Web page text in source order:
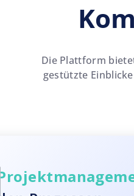
Die Plattform
gestützte